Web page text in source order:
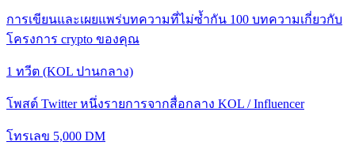
การเขียนและเผยแพร่บทความที่ไม่ซ้ำกัน 100 บทความเกี่ยวกับ
โครงการ crypto ของคุณ
1 ทวีต (KOL ปานกลาง)
โพสต์ Twitter หนึ่งรายการจากสื่อกลาง KOL / Influencer
โทรเลข 5,000 DM